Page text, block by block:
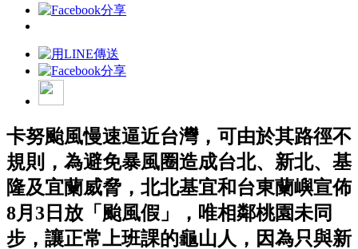
卡努颱風慢速逼近台灣，可由於其路徑不
規則，為避免暴風圈造成台北、新北、基
隆及宜蘭威脅，北北基宜和台東蘭嶼宣佈
8月3日放「颱風假」，唯相鄰桃園未同
步，讓正常上班課的龜山人，因為只與新